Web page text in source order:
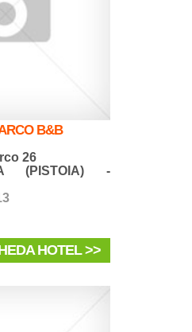
B&B
26
(PISTOIA) -
HOTEL >>